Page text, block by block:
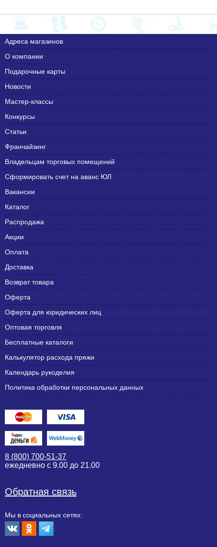
Адреса магазинов
О компании
Подарочные карты
Новости
Мастер-классы
Конкурсы
Статьи
Франчайзинг
Владельцам торговых помещений
Сформировать счет на аванс ЮЛ
Вакансии
Каталог
Распродажа
Акции
Оплата
Доставка
Возврат товара
Оферта
Оферта для юридических лиц
Оптовая торговля
Бесплатные каталоги
Калькулятор расхода пряжи
Календарь рукоделия
Политика обработки персональных данных
8 (800) 700-51-37
ежедневно с 9.00 до 21.00
Обратная связь
Мы в социальных сетях: